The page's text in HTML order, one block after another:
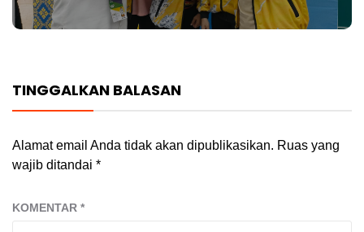
TINGGALKAN BALASAN
Alamat email Anda tidak akan dipublikasikan. Ruas yang
wajib ditandai *
KOMENTAR *